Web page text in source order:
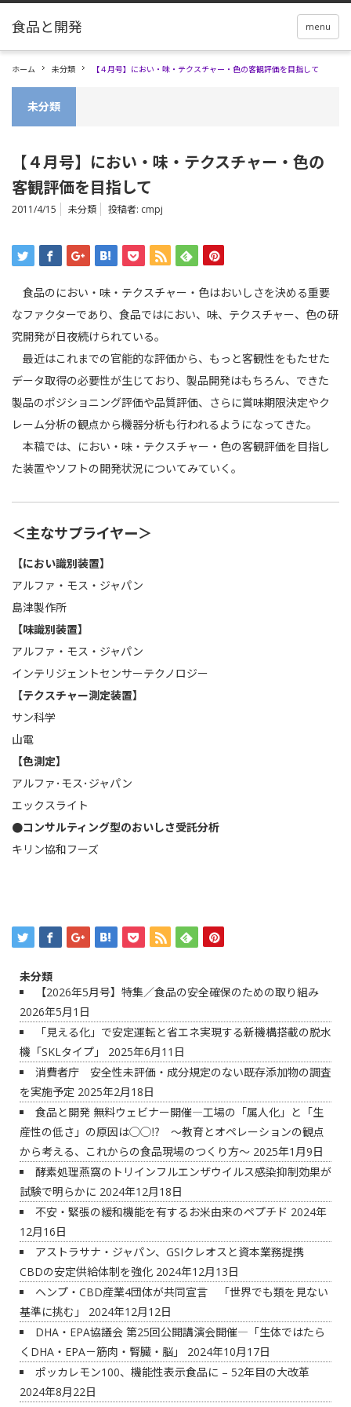
menu
ホーム 未分類 【４月号】におい・味・テクスチャー・色の客観評価を目指して
未分類
【４月号】におい・味・テクスチャー・色の
客観評価を目指して
2011/4/15 未分類 投稿者: cmpj
食品のにおい・味・テクスチャー・色はおいしさを決める重要
なファクターであり、食品ではにおい、味、テクスチャー、色の研
究開発が日夜続けられている。
最近はこれまでの官能的な評価から、もっと客観性をもたせた
データ取得の必要性が生じており、製品開発はもちろん、できた
製品のポジショニング評価や品質評価、さらに賞味期限決定やク
レーム分析の観点から機器分析も行われるようになってきた。
本稿では、におい・味・テクスチャー・色の客観評価を目指し
た装置やソフトの開発状況についてみていく。
＜主なサプライヤー＞
【におい識別装置】
アルファ・モス・ジャパン
島津製作所
【味識別装置】
アルファ・モス・ジャパン
インテリジェントセンサーテクノロジー
【テクスチャー測定装置】
サン科学
山電
【色測定】
アルファ･モス･ジャパン
エックスライト
●コンサルティング型のおいしさ受託分析
キリン協和フーズ
未分類
【2026年5月号】特集／食品の安全確保のための取り組み
2026年5月1日
「見える化」で安定運転と省エネ実現する新機構搭載の脱水
機「SKLタイプ」
2025年6月11日
消費者庁 安全性未評価・成分規定のない既存添加物の調査
を実施予定 2025年2月18日
食品と開発 無料ウェビナー開催―工場の「属人化」と「生
産性の低さ」の原因は◯◯⁉ ～教育とオペレーションの観点
から考える、これからの食品現場のつくり方～ 2025年1月9日
酵素処理燕窩のトリインフルエンザウイルス感染抑制効果が
試験で明らかに 2024年12月18日
不安・緊張の緩和機能を有するお米由来のペプチド 2024年
12月16日
アストラサナ・ジャパン、GSIクレオスと資本業務提携
CBDの安定供給体制を強化 2024年12月13日
ヘンプ・CBD産業4団体が共同宣言 「世界でも類を見ない
基準に挑む」
2024年12月12日
DHA・EPA協議会 第25回公開講演会開催―「生体ではたら
くDHA・EPA－筋肉・腎臓・脳」
2024年10月17日
ポッカレモン100、機能性表示食品に – 52年目の大改革
2024年8月22日